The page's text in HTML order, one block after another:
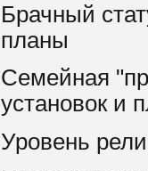
Брачный
планы
Семейная
установок и
Уровень